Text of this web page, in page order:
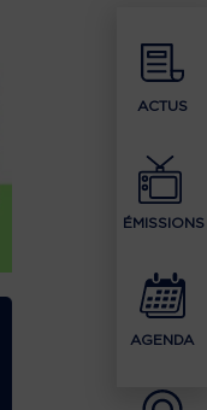
ACTUS
ÉMISSIONS
AGENDA